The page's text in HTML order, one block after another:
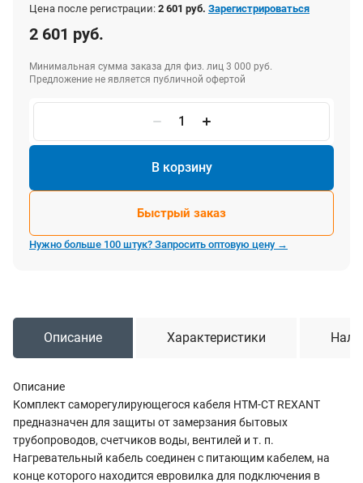
Цена после регистрации: 2 601 руб. Зарегистрироваться
2 601 руб.
Минимальная сумма заказа для физ. лиц 3 000 руб.
Предложение не является публичной офертой
В корзину
Быстрый заказ
Нужно больше 100 штук? Запросить оптовую цену →
Описание Характеристики
Описание
Комплект саморегулирующегося кабеля HTM-CT REXANT
предназначен для защиты от замерзания бытовых
трубопроводов, счетчиков воды, вентилей и т. п.
Нагревательный кабель соединен с питающим кабелем, на
конце которого находится евровилка для подключения в